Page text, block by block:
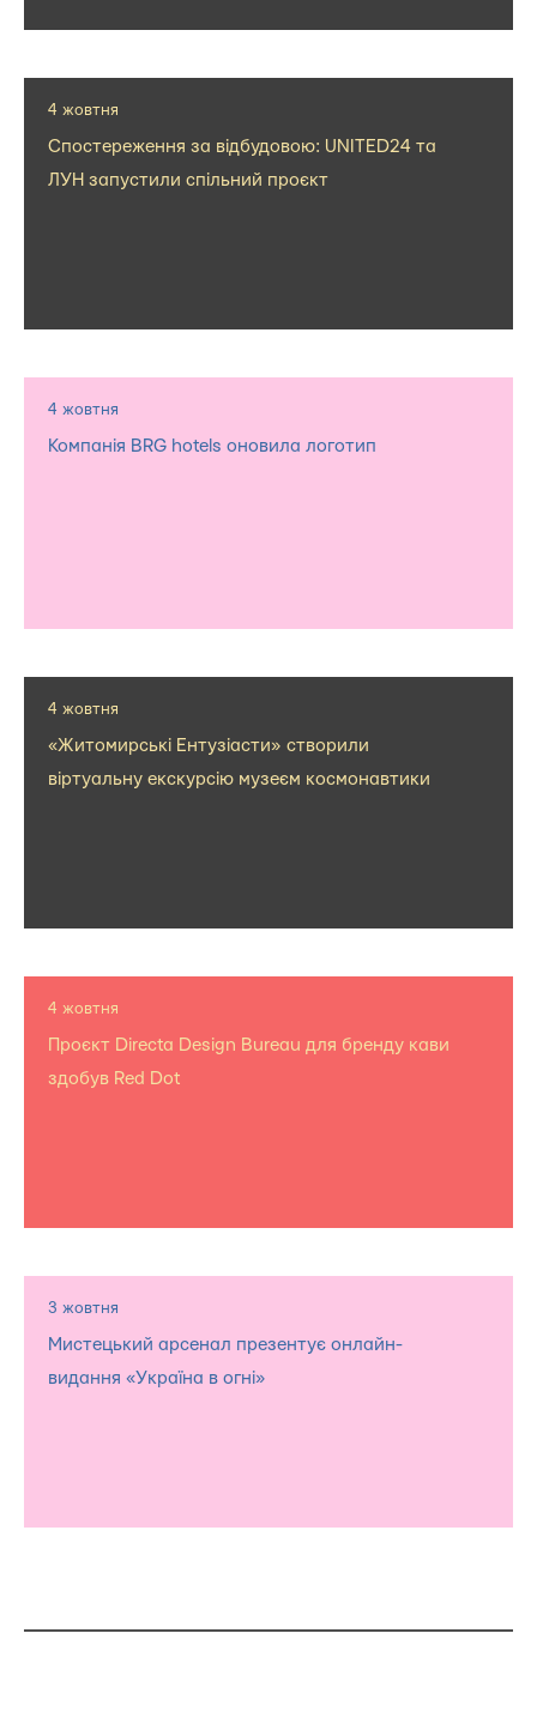
4 жовтня
Спостереження за відбудовою: UNITED24 та
ЛУН запустили спільний проєкт
4 жовтня
Компанія BRG hotels оновила логотип
4 жовтня
«Житомирські Ентузіасти» створили
віртуальну екскурсію музеєм космонавтики
4 жовтня
Проєкт Directa Design Bureau для бренду кави
здобув Red Dot
3 жовтня
Мистецький арсенал презентує онлайн-
видання «Україна в огні»